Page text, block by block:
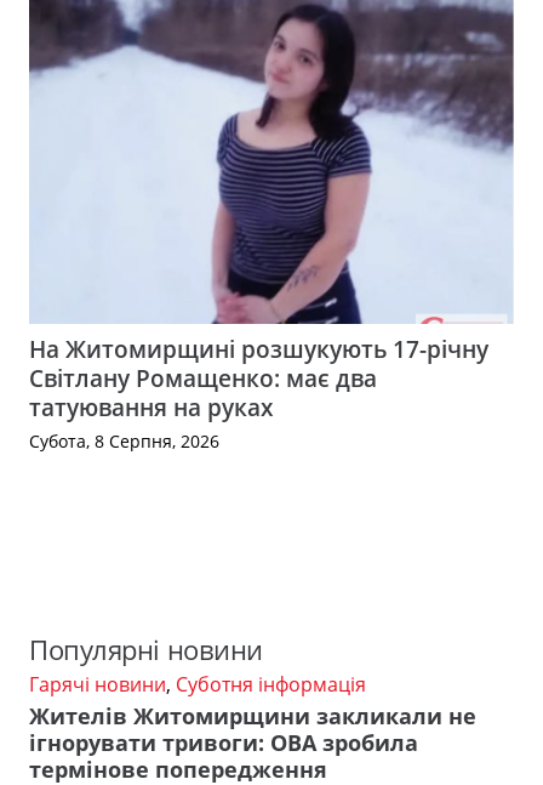
На Житомирщині розшукують 17-річну
Світлану Ромащенко: має два
татуювання на руках
Субота, 8 Серпня, 2026
Популярні новини
Гарячі новини, Суботня інформація
Жителів Житомирщини закликали не
ігнорувати тривоги: ОВА зробила
термінове попередження